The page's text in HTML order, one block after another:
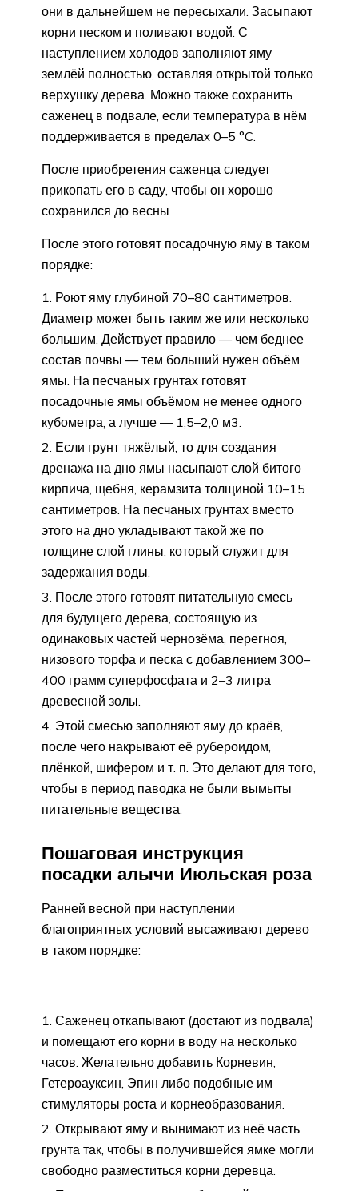
они в дальнейшем не пересыхали. Засыпают
корни песком и поливают водой. С
наступлением холодов заполняют яму
землёй полностью, оставляя открытой только
верхушку дерева. Можно также сохранить
саженец в подвале, если температура в нём
поддерживается в пределах 0–5 °C.
После приобретения саженца следует
прикопать его в саду, чтобы он хорошо
сохранился до весны
После этого готовят посадочную яму в таком
порядке:
Роют яму глубиной 70–80 сантиметров.
Диаметр может быть таким же или несколько
большим. Действует правило — чем беднее
состав почвы — тем больший нужен объём
ямы. На песчаных грунтах готовят
посадочные ямы объёмом не менее одного
кубометра, а лучше — 1,5–2,0 м3.
Если грунт тяжёлый, то для создания
дренажа на дно ямы насыпают слой битого
кирпича, щебня, керамзита толщиной 10–15
сантиметров. На песчаных грунтах вместо
этого на дно укладывают такой же по
толщине слой глины, который служит для
задержания воды.
После этого готовят питательную смесь
для будущего дерева, состоящую из
одинаковых частей чернозёма, перегноя,
низового торфа и песка с добавлением 300–
400 грамм суперфосфата и 2–3 литра
древесной золы.
Этой смесью заполняют яму до краёв,
после чего накрывают её рубероидом,
плёнкой, шифером и т. п. Это делают для того,
чтобы в период паводка не были вымыты
питательные вещества.
Пошаговая инструкция
посадки алычи Июльская роза
Ранней весной при наступлении
благоприятных условий высаживают дерево
в таком порядке:
Саженец откапывают (достают из подвала)
и помещают его корни в воду на несколько
часов. Желательно добавить Корневин,
Гетероауксин, Эпин либо подобные им
стимуляторы роста и корнеобразования.
Открывают яму и вынимают из неё часть
грунта так, чтобы в получившейся ямке могли
свободно разместиться корни деревца.